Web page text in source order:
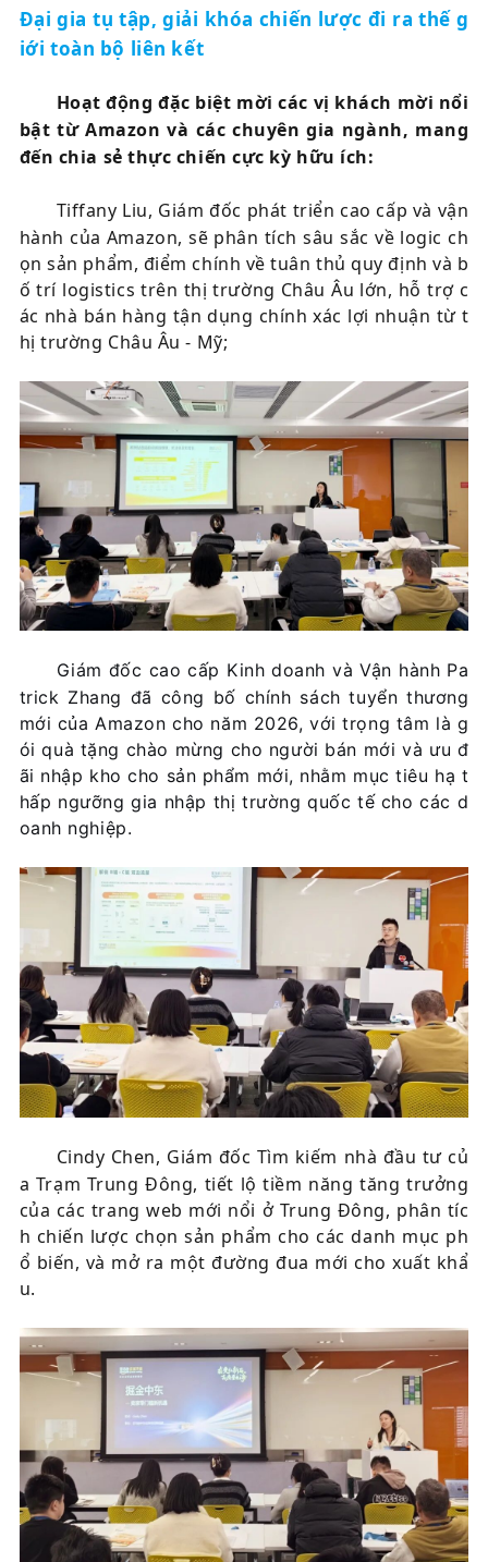
Đại gia tụ tập, giải khóa chiến lược đi ra thế g
iới toàn bộ liên kết
Hoạt động đặc biệt mời các vị khách mời nổi
bật từ Amazon và các chuyên gia ngành, mang
đến chia sẻ thực chiến cực kỳ hữu ích:
Tiffany Liu, Giám đốc phát triển cao cấp và vận
hành của Amazon, sẽ phân tích sâu sắc về logic ch
ọn sản phẩm, điểm chính về tuân thủ quy định và b
ố trí logistics trên thị trường Châu Âu lớn, hỗ trợ c
ác nhà bán hàng tận dụng chính xác lợi nhuận từ t
hị trường Châu Âu - Mỹ;
Giám đốc cao cấp Kinh doanh và Vận hành Pa
trick Zhang đã công bố chính sách tuyển thương
mới của Amazon cho năm 2026, với trọng tâm là g
ói quà tặng chào mừng cho người bán mới và ưu đ
ãi nhập kho cho sản phẩm mới, nhằm mục tiêu hạ t
hấp ngưỡng gia nhập thị trường quốc tế cho các d
oanh nghiệp.
Cindy Chen, Giám đốc Tìm kiếm nhà đầu tư củ
a Trạm Trung Đông, tiết lộ tiềm năng tăng trưởng
của các trang web mới nổi ở Trung Đông, phân tíc
h chiến lược chọn sản phẩm cho các danh mục ph
ổ biến, và mở ra một đường đua mới cho xuất khẩ
u.